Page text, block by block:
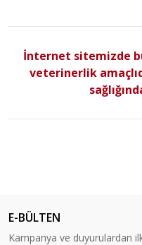
İnternet sitemizde
veterinerlik
E-BÜLTEN
Kampanya ve duyurulardan